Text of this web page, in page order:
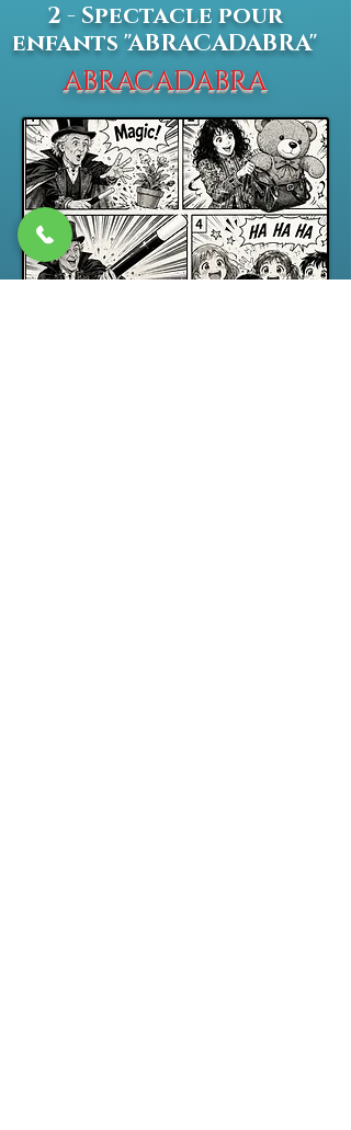
2 - Spectacle pour
enfants "ABRACADABRA"
ABRACADABRA